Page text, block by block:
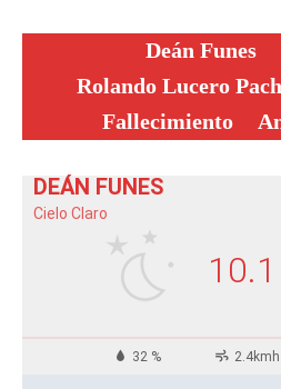
Deán Funes
Rolando Lucero
Fallecimiento
DEÁN FUNES
Cielo Claro
10.1
32 % 2.4kmh